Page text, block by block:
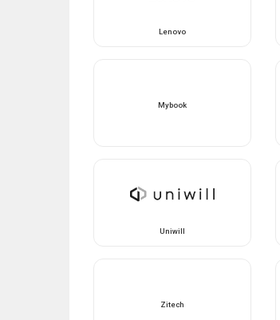
Lenovo
Mybook
Uniwill
Zitech